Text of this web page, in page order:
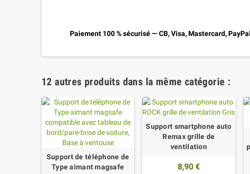
Paiement 100 % sécurisé — CB, Visa, Mastercard, PayPal
12 autres produits dans la même catégorie :
Support de téléphone de
Type aimant magsafe
Support smartphone auto
Remax grille de
ventilation
8,90 €